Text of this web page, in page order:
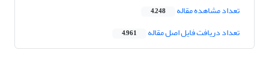
تعداد مشاهده مقاله 4,248
تعداد دریافت فایل اصل مقاله 4,961